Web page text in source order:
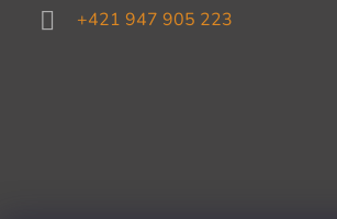
+421 947 905 223